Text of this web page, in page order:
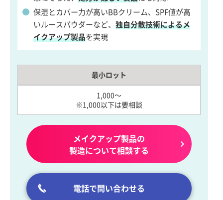
保湿とカバー力が高いBBクリーム、SPF値が高
いルースパウダーなど、 独自分散技術によるメ
イクアップ製品を実現
最小ロット
1,000～
※1,000以下は要相談
メイクアップ製品の
製造について相談する
電話で問い合わせる